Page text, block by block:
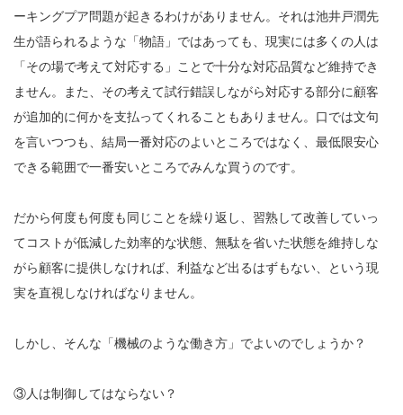
ーキングプア問題が起きるわけがありません。それは池井戸潤先
生が語られるような「物語」ではあっても、現実には多くの人は
「その場で考えて対応する」ことで十分な対応品質など維持でき
ません。また、その考えて試行錯誤しながら対応する部分に顧客
が追加的に何かを支払ってくれることもありません。口では文句
を言いつつも、結局一番対応のよいところではなく、最低限安心
できる範囲で一番安いところでみんな買うのです。
だから何度も何度も同じことを繰り返し、習熟して改善していっ
てコストが低減した効率的な状態、無駄を省いた状態を維持しな
がら顧客に提供しなければ、利益など出るはずもない、という現
実を直視しなければなりません。
しかし、そんな「機械のような働き方」でよいのでしょうか？
③人は制御してはならない？